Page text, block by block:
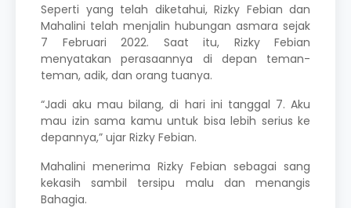
Seperti yang telah diketahui, Rizky Febian dan
Mahalini telah menjalin hubungan asmara sejak
7 Februari 2022. Saat itu, Rizky Febian
menyatakan perasaannya di depan teman-
teman, adik, dan orang tuanya.
“Jadi aku mau bilang, di hari ini tanggal 7. Aku
mau izin sama kamu untuk bisa lebih serius ke
depannya,” ujar Rizky Febian.
Mahalini menerima Rizky Febian sebagai sang
kekasih sambil tersipu malu dan menangis
Bahagia.